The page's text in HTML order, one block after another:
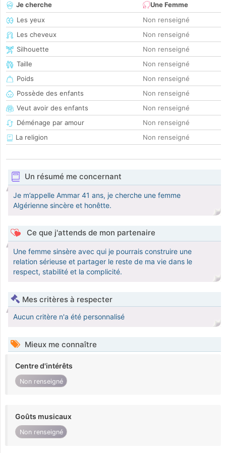
Je cherche
Une Femme
Les yeux
Non renseigné
Les cheveux
Non renseigné
Silhouette
Non renseigné
Taille
Non renseigné
Poids
Non renseigné
Possède des enfants
Non renseigné
Veut avoir des enfants
Non renseigné
Déménage par amour
Non renseigné
La religion
Non renseigné
Un résumé me concernant
Je m’appelle Ammar 41 ans, je cherche une femme
Algérienne sincère et honêtte.
Ce que j'attends de mon partenaire
Une femme sinsère avec qui je pourrais construire une
relation sérieuse et partager le reste de ma vie dans le
respect, stabilité et la complicité.
Mes critères à respecter
Aucun critère n'a été personnalisé
Mieux me connaître
Centre d'intérêts
Non renseigné
Goûts musicaux
Non renseigné